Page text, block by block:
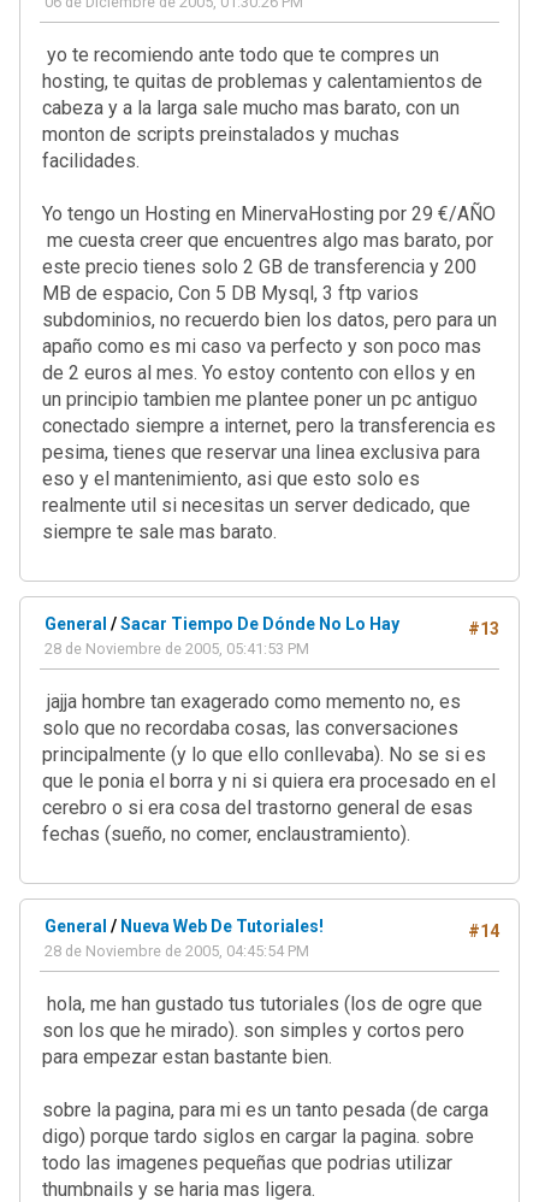
yo te recomiendo ante todo que te compres un
hosting, te quitas de problemas y calentamientos de
cabeza y a la larga sale mucho mas barato, con un
monton de scripts preinstalados y muchas
facilidades.
Yo tengo un Hosting en MinervaHosting por 29 €/AÑO
me cuesta creer que encuentres algo mas barato, por
este precio tienes solo 2 GB de transferencia y 200
MB de espacio, Con 5 DB Mysql, 3 ftp varios
subdominios, no recuerdo bien los datos, pero para un
apaño como es mi caso va perfecto y son poco mas
de 2 euros al mes. Yo estoy contento con ellos y en
un principio tambien me plantee poner un pc antiguo
conectado siempre a internet, pero la transferencia es
pesima, tienes que reservar una linea exclusiva para
eso y el mantenimiento, asi que esto solo es
realmente util si necesitas un server dedicado, que
siempre te sale mas barato.
#13
General /Sacar Tiempo De Dónde No Lo Hay
28 de Noviembre de 2005, 05:41:53 PM
jajja hombre tan exagerado como memento no, es
solo que no recordaba cosas, las conversaciones
principalmente (y lo que ello conllevaba). No se si es
que le ponia el borra y ni si quiera era procesado en el
cerebro o si era cosa del trastorno general de esas
fechas (sueño, no comer, enclaustramiento).
#14
General / Nueva Web De Tutoriales!
28 de Noviembre de 2005, 04:45:54 PM
hola, me han gustado tus tutoriales (los de ogre que
son los que he mirado). son simples y cortos pero
para empezar estan bastante bien.
sobre la pagina, para mi es un tanto pesada (de carga
digo) porque tardo siglos en cargar la pagina. sobre
todo las imagenes pequeñas que podrias utilizar
thumbnails y se haria mas ligera.